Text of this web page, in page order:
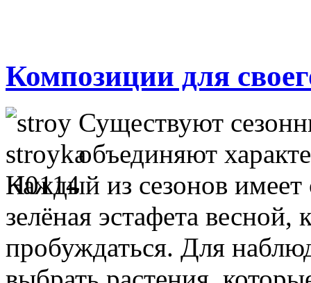
Композиции для
Существуют
объединяют
Каждый из сезонов
зелёная эстафета весной,
пробуждаться. Для